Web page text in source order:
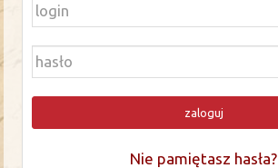
zaloguj
Nie pamiętasz hasła?